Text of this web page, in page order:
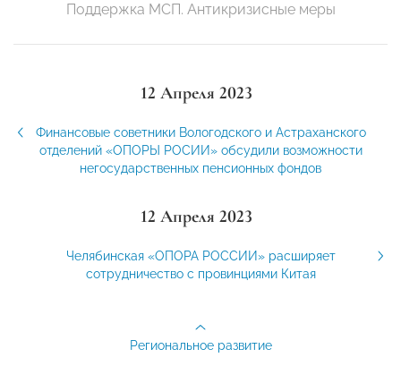
Поддержка МСП. Антикризисные меры
12 Апреля 2023
Финансовые советники Вологодского и Астраханского
отделений «ОПОРЫ РОСИИ» обсудили возможности
негосударственных пенсионных фондов
12 Апреля 2023
Челябинская «ОПОРА РОССИИ» расширяет
сотрудничество с провинциями Китая
Региональное развитие